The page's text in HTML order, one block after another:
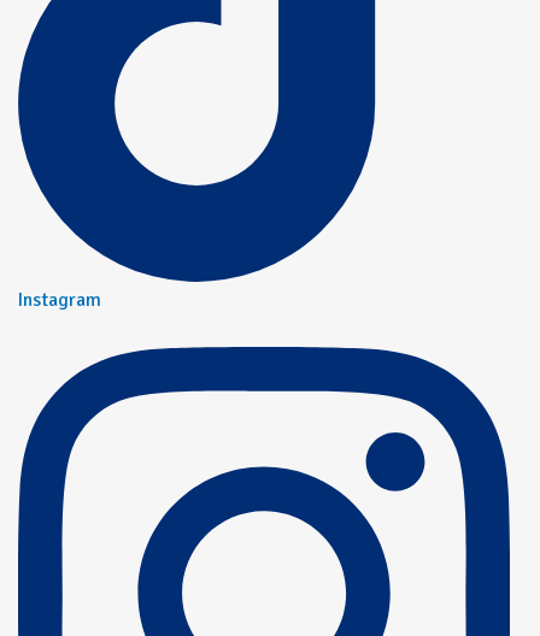
Instagram